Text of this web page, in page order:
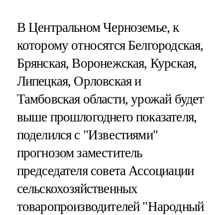
В Центральном Черноземье, к
которому относятся Белгородская,
Брянская, Воронежская, Курская,
Липецкая, Орловская и
Тамбовская области, урожай будет
выше прошлогоднего показателя,
поделился с "Известиями"
прогнозом заместитель
председателя совета Ассоциации
сельскохозяйственных
товаропроизводителей "Народный